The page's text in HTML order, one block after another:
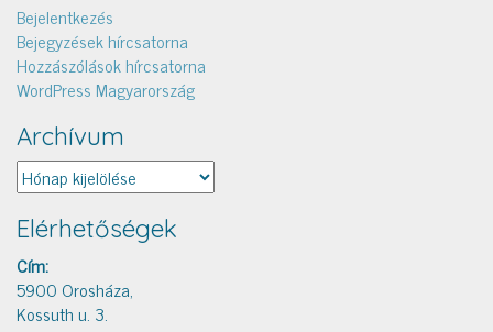
Bejelentkezés
Bejegyzések hírcsatorna
Hozzászólások hírcsatorna
WordPress Magyarország
Archívum
Archívum
Elérhetőségek
Cím:
5900 Orosháza,
Kossuth u. 3.